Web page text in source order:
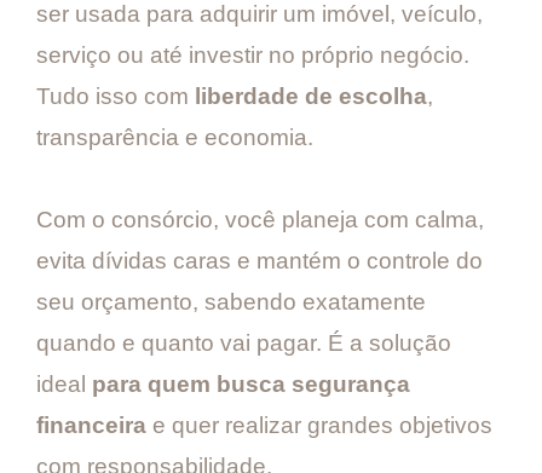
ser usada para adquirir um imóvel, veículo,
serviço ou até investir no próprio negócio.
Tudo isso com liberdade de escolha,
transparência e economia.
Com o consórcio, você planeja com calma,
evita dívidas caras e mantém o controle do
seu orçamento, sabendo exatamente
quando e quanto vai pagar. É a solução
ideal para quem busca segurança
financeira e quer realizar grandes objetivos
com responsabilidade.